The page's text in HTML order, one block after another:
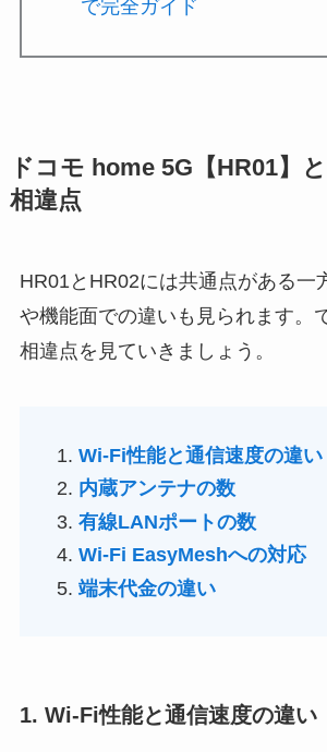
で完全ガイド
ドコモ home 5G【HR01】
相違点
HR01とHR02には共通点がある一
や機能面での違いも見られます。
相違点を見ていきましょう。
Wi-Fi性能と通信速度の違い
内蔵アンテナの数
有線LANポートの数
Wi-Fi EasyMeshへの対応
端末代金の違い
1. Wi-Fi性能と通信速度の違い